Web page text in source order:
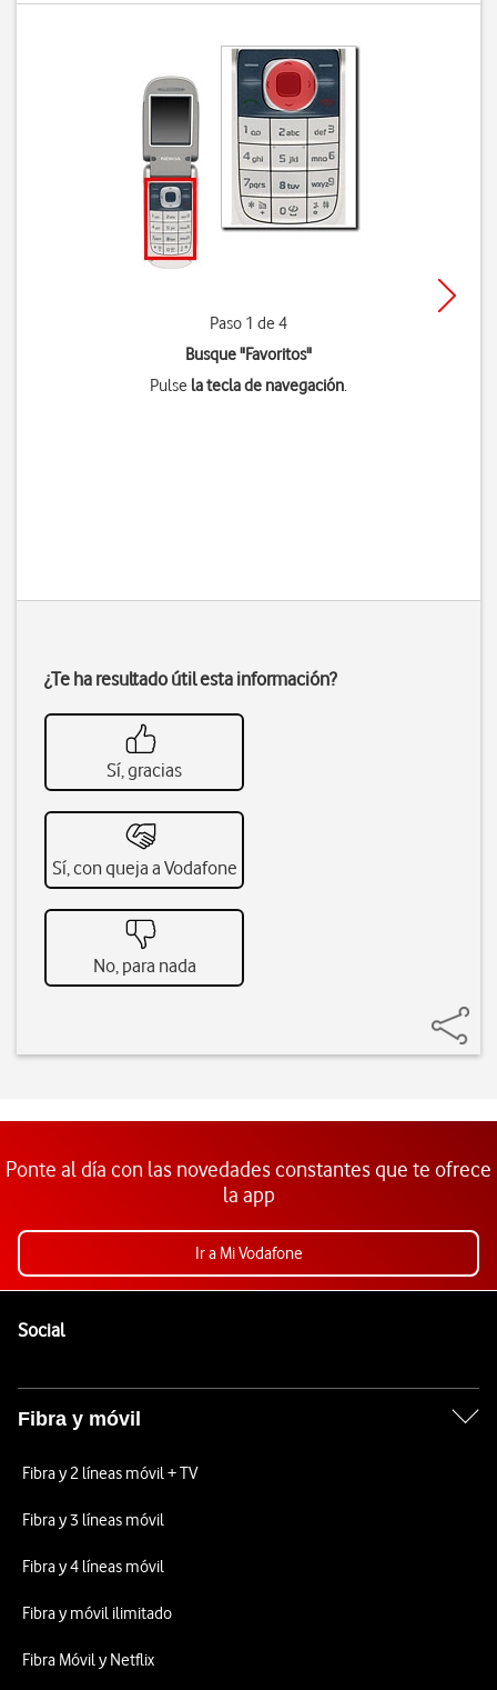
Paso 1 de 4
Busque "Favoritos"
Pulse la tecla de navegación.
¿Te ha resultado útil esta información?
Sí, gracias
Sí, con queja a Vodafone
No, para nada
Ponte al día con las novedades constantes que te ofrece
la app
Ir a Mi Vodafone
SocialEnlaces a las redes sociales de Vodafone
Fibra y móvil
Fibra y 2 líneas móvil + TV
Fibra y 3 líneas móvil
Fibra y 4 líneas móvil
Fibra y móvil ilimitado
Fibra Móvil y Netflix